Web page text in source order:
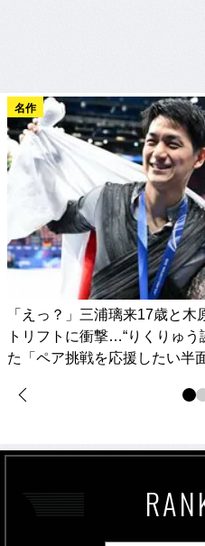
名作
「えっ？」三浦璃来17歳と木
トリフトに衝撃…“りくりゅう
た「ペア挑戦を応援したい半